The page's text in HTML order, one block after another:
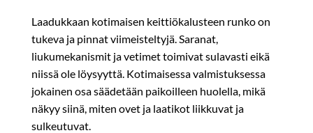
Laadukkaan kotimaisen keittiökalusteen runko on
tukeva ja pinnat viimeisteltyjä. Saranat,
liukumekanismit ja vetimet toimivat sulavasti eikä
niissä ole löysyyttä. Kotimaisessa valmistuksessa
jokainen osa säädetään paikoilleen huolella, mikä
näkyy siinä, miten ovet ja laatikot liikkuvat ja
sulkeutuvat.